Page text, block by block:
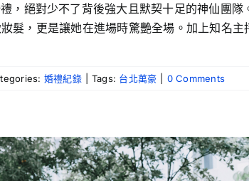
，絕對少不了背後強大且默契十足的神仙團
髮，更是讓她在進場時驚艷全場。加上知名
婚禮紀錄 Tags: 台北萬豪 0 Comments